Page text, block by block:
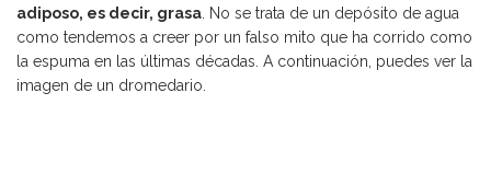
adiposo, es decir, grasa. No se trata de un depósito de agua
como tendemos a creer por un falso mito que ha corrido como
la espuma en las últimas décadas. A continuación, puedes ver la
imagen de un dromedario.